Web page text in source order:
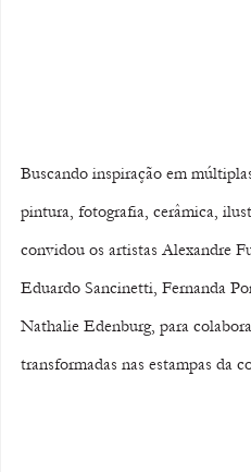
Buscando inspiração em
pintura, fotografia, cerâmica,
convidou os artistas Alexandre
Eduardo Sancinetti, Fernanda
Nathalie Edenburg, para
transformadas nas estampas da